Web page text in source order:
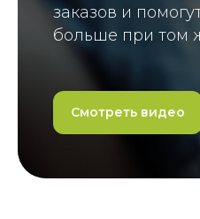
заказов и
больше при том
Смотреть видео